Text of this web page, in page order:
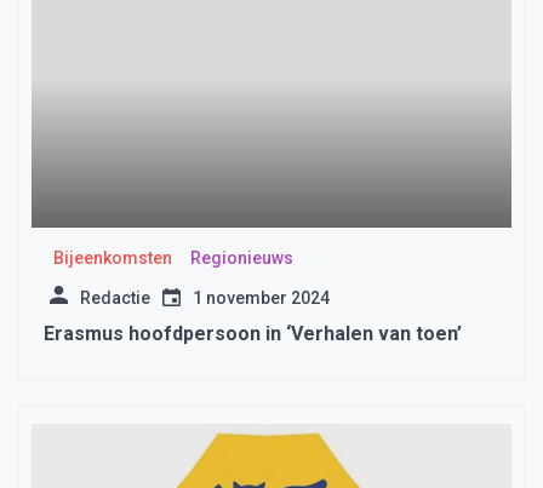
Bijeenkomsten Regionieuws
Redactie 1 november 2024
Erasmus hoofdpersoon in ‘Verhalen van toen’